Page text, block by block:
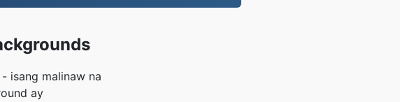
isang malinaw na
ay